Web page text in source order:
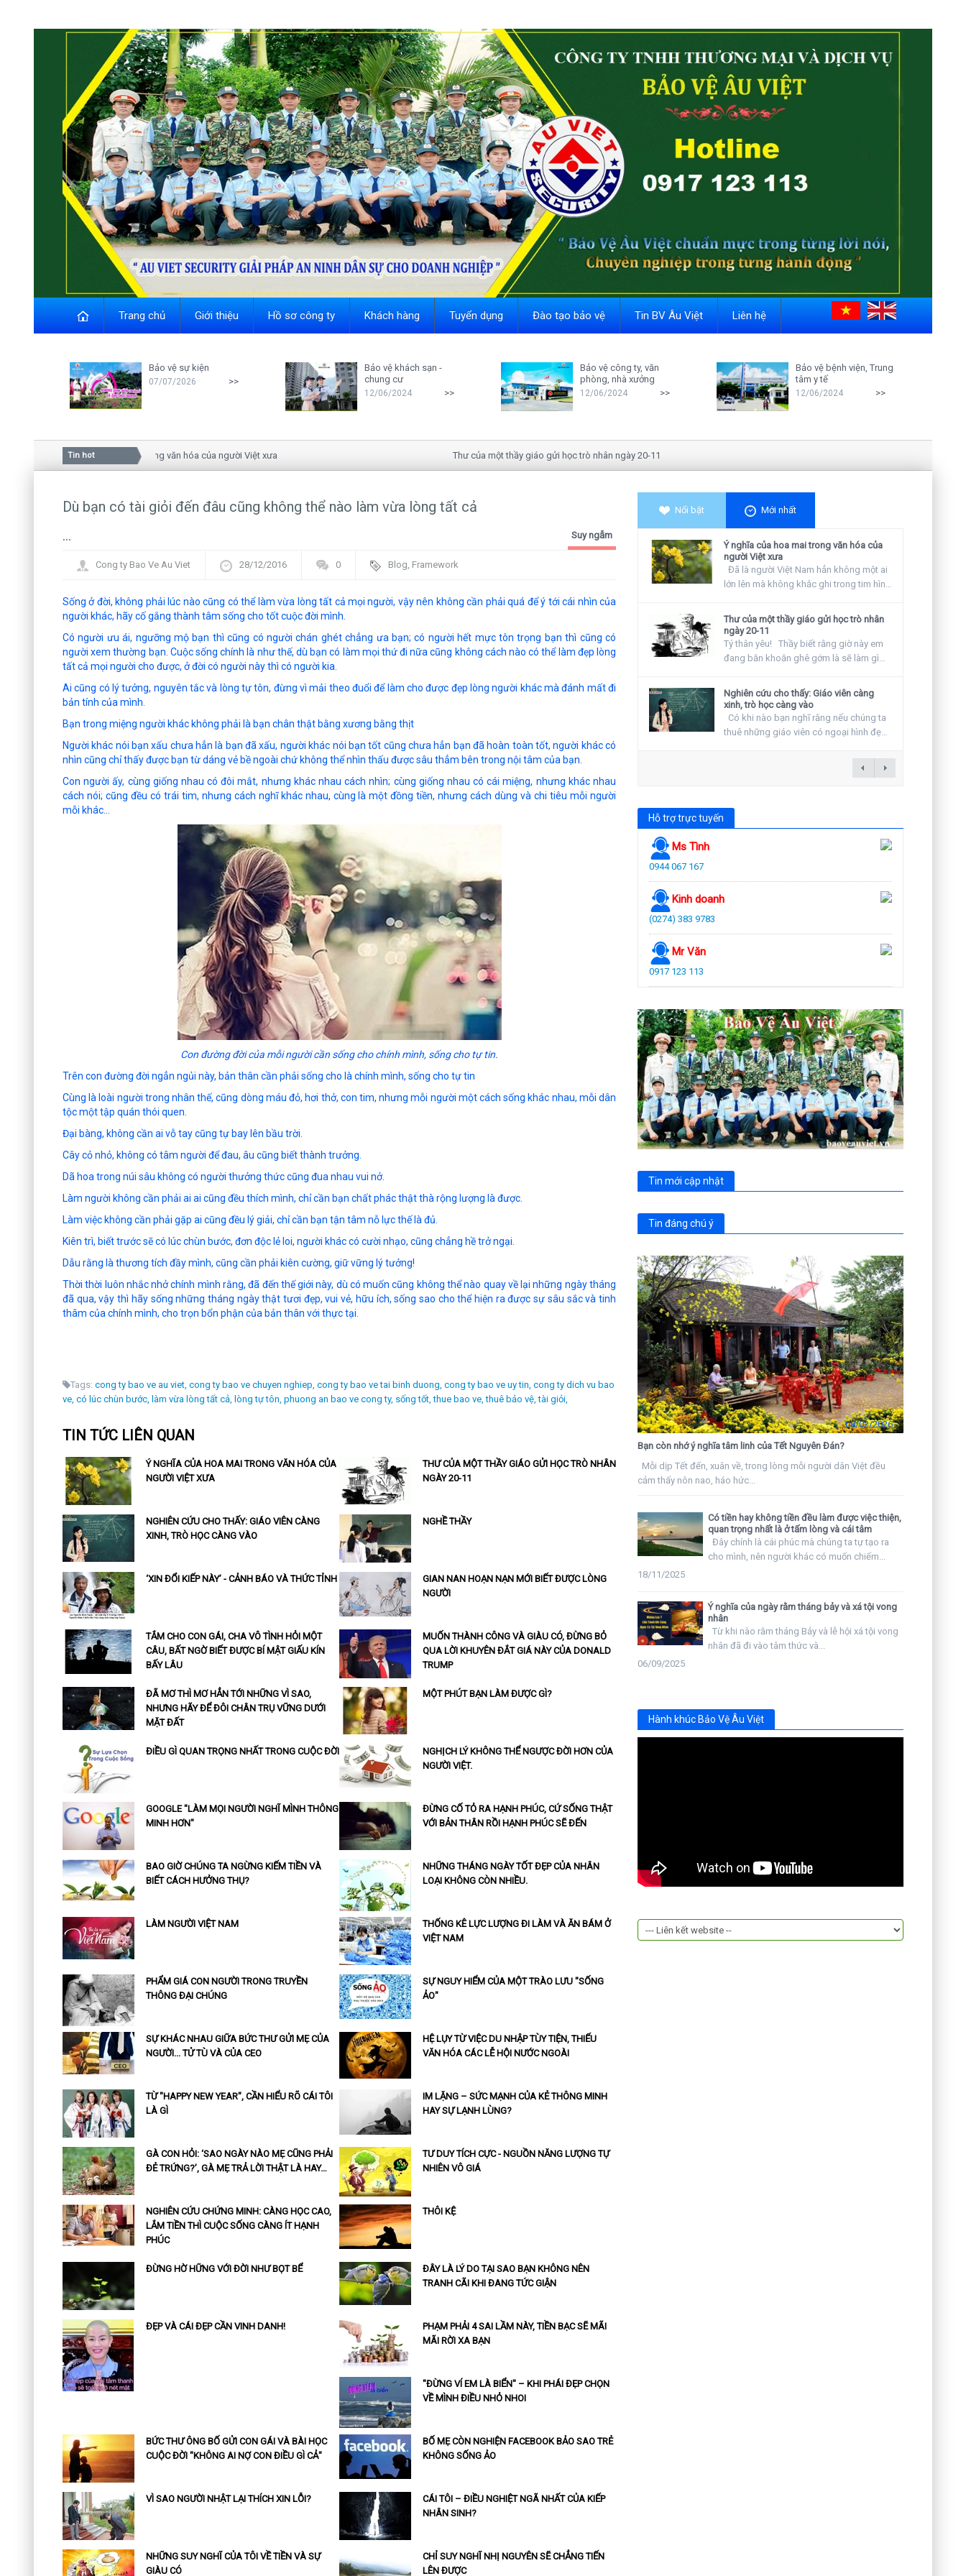
Trang chủ Giới thiệu Hồ sơ công ty Khách hàng Tuyển dụng Đào tạo bảo vệ Tin BV Âu Việt Liên hệ
Bảo vệ sự kiện
07/07/2026 >>
Bảo vệ khách sạn -
chung cư
12/06/2024 >>
Bảo vệ công ty, văn
phòng, nhà xưởng
12/06/2024 >>
Bảo vệ bệnh viện, Trung
tâm y tế
12/06/2024 >>
Tin hot
Ý nghĩa của hoa mai trong văn hóa của người Việt xưa Thư của một thầy giáo gửi học trò nhân ngày 20-11
Dù bạn có tài giỏi đến đâu cũng không thể nào làm vừa lòng tất cả
...
Suy ngẫm
Cong ty Bao Ve Au Viet 28/12/2016 0 Blog, Framework
Sống ở đời, không phải lúc nào cũng có thể làm vừa lòng tất cả mọi người, vậy nên không cần phải quá để ý tới cái nhìn của
người khác, hãy cố gắng thành tâm sống cho tốt cuộc đời mình.
Có người ưu ái, ngưỡng mộ bạn thì cũng có người chán ghét chẳng ưa bạn; có người hết mực tôn trọng bạn thì cũng có
người xem thường bạn. Cuộc sống chính là như thế, dù bạn có làm mọi thứ đi nữa cũng không cách nào có thể làm đẹp lòng
tất cả mọi người cho được, ở đời có người này thì có người kia.
Ai cũng có lý tưởng, nguyên tắc và lòng tự tôn, đừng vì mải theo đuổi để làm cho được đẹp lòng người khác mà đánh mất đi
bản tính của mình.
Bạn trong miệng người khác không phải là bạn chân thật bằng xương bằng thịt
Người khác nói bạn xấu chưa hẳn là bạn đã xấu, người khác nói bạn tốt cũng chưa hẳn bạn đã hoàn toàn tốt, người khác có
nhìn cũng chỉ thấy được bạn từ dáng vẻ bề ngoài chứ không thể nhìn thấu được sâu thẳm bên trong nội tâm của bạn.
Con người ấy, cùng giống nhau có đôi mắt, nhưng khác nhau cách nhìn; cùng giống nhau có cái miệng, nhưng khác nhau
cách nói; cũng đều có trái tim, nhưng cách nghĩ khác nhau, cùng là một đồng tiền, nhưng cách dùng và chi tiêu mỗi người
mỗi khác…
Con đường đời của mỗi người cần sốngcho chính mình, sống cho tự tin.
Trên con đường đời ngẳn ngủi này, bản thân cần phải sống cho là chính mình, sống cho tự tin
Cùng là loài người trong nhân thế, cũng dòng máu đỏ, hơi thở, con tim, nhưng mỗi người một cách sống khác nhau, mỗi dân
tộc một tập quán thói quen.
Đại bàng, không cần ai vỗ tay cũng tự bay lên bầu trời.
Cây cỏ nhỏ, không có tâm người để đau, âu cũng biết thành trưởng.
Dã hoa trong núi sâu không có người thưởng thức cũng đua nhau vui nở.
Làm người không cần phải ai ai cũng đều thích mình, chỉ cần bạn chất phác thật thà rộng lượng là được.
Làm việc không cần phải gặp ai cũng đều lý giải, chỉ cần bạn tận tâm nỗ lực thế là đủ.
Kiên trì, biết trước sẽ có lúc chùn bước, đơn độc lẻ loi, người khác có cười nhạo, cũng chẳng hề trở ngại.
Dẫu rằng là thương tích đầy mình, cũng cần phải kiên cường, giữ vững lý tưởng!
Thời thời luôn nhắc nhở chính mình rằng, đã đến thế giới này, dù có muốn cũng không thể nào quay về lại những ngày tháng
đã qua, vậy thì hãy sống những tháng ngày thật tươi đẹp, vui vẻ, hữu ích, sống sao cho thể hiện ra được sự sâu sắc và tinh
thâm của chính mình, cho trọn bổn phận của bản thân với thực tại.
Tags: cong ty bao ve au viet, cong ty bao ve chuyen nghiep, cong ty bao ve tai binh duong, cong ty bao ve uy tin, cong ty dich vu bao
ve, có lúc chùn bước, làm vừa lòng tất cả, lòng tự tôn, phuong an bao ve cong ty, sống tốt, thue bao ve, thuê bảo vệ, tài giỏi,
TIN TỨC LIÊN QUAN
Ý NGHĨA CỦA HOA MAI TRONG VĂN HÓA CỦA
NGƯỜI VIỆT XƯA
THƯ CỦA MỘT THẦY GIÁO GỬI HỌC TRÒ NHÂN
NGÀY 20-11
NGHIÊN CỨU CHO THẤY: GIÁO VIÊN CÀNG
XINH, TRÒ HỌC CÀNG VÀO
NGHỀ THẦY
‘XIN ĐỔI KIẾP NÀY’ - CẢNH BÁO VÀ THỨC TỈNH
GIAN NAN HOẠN NẠN MỚI BIẾT ĐƯỢC LÒNG
NGƯỜI
TẮM CHO CON GÁI, CHA VÔ TÌNH HỎI MỘT
CÂU, BẤT NGỜ BIẾT ĐƯỢC BÍ MẬT GIẤU KÍN
BẤY LÂU
MUỐN THÀNH CÔNG VÀ GIÀU CÓ, ĐỪNG BỎ
QUA LỜI KHUYÊN ĐẮT GIÁ NÀY CỦA DONALD
TRUMP
ĐÃ MƠ THÌ MƠ HẲN TỚI NHỮNG VÌ SAO,
NHƯNG HÃY ĐỂ ĐÔI CHÂN TRỤ VỮNG DƯỚI
MẶT ĐẤT
MỘT PHÚT BẠN LÀM ĐƯỢC GÌ?
ĐIỀU GÌ QUAN TRỌNG NHẤT TRONG CUỘC ĐỜI
NGHỊCH LÝ KHÔNG THỂ NGƯỢC ĐỜI HƠN CỦA
NGƯỜI VIỆT.
GOOGLE "LÀM MỌI NGƯỜI NGHĨ MÌNH THÔNG
MINH HƠN"
ĐỪNG CỐ TỎ RA HẠNH PHÚC, CỨ SỐNG THẬT
VỚI BẢN THÂN RỒI HẠNH PHÚC SẼ ĐẾN
BAO GIỜ CHÚNG TA NGỪNG KIẾM TIỀN VÀ
BIẾT CÁCH HƯỞNG THỤ?
NHỮNG THÁNG NGÀY TỐT ĐẸP CỦA NHÂN
LOẠI KHÔNG CÒN NHIỀU.
LÀM NGƯỜI VIỆT NAM
THỐNG KÊ LỰC LƯỢNG ĐI LÀM VÀ ĂN BÁM Ở
VIỆT NAM
PHẨM GIÁ CON NGƯỜI TRONG TRUYỀN
THÔNG ĐẠI CHÚNG
SỰ NGUY HIỂM CỦA MỘT TRÀO LƯU "SỐNG
ẢO"
SỰ KHÁC NHAU GIỮA BỨC THƯ GỬI MẸ CỦA
NGƯỜI... TỬ TÙ VÀ CỦA CEO
HỆ LỤY TỪ VIỆC DU NHẬP TÙY TIỆN, THIẾU
VĂN HÓA CÁC LỄ HỘI NƯỚC NGOÀI
TỪ "HAPPY NEW YEAR", CẦN HIỂU RÕ CÁI TÔI
LÀ GÌ
IM LẶNG – SỨC MẠNH CỦA KẺ THÔNG MINH
HAY SỰ LẠNH LÙNG?
GÀ CON HỎI: ‘SAO NGÀY NÀO MẸ CŨNG PHẢI
ĐẺ TRỨNG?’, GÀ MẸ TRẢ LỜI THẬT LÀ HAY…
TƯ DUY TÍCH CỰC - NGUỒN NĂNG LƯỢNG TỰ
NHIÊN VÔ GIÁ
NGHIÊN CỨU CHỨNG MINH: CÀNG HỌC CAO,
LẮM TIỀN THÌ CUỘC SỐNG CÀNG ÍT HẠNH
PHÚC
THÔI KỆ
ĐỪNG HỜ HỮNG VỚI ĐỜI NHƯ BỌT BỂ
ĐÂY LÀ LÝ DO TẠI SAO BẠN KHÔNG NÊN
TRANH CÃI KHI ĐANG TỨC GIẬN
ĐẸP VÀ CÁI ĐẸP CẦN VINH DANH!
PHẠM PHẢI 4 SAI LẦM NÀY, TIỀN BẠC SẼ MÃI
MÃI RỜI XA BẠN
"ĐỪNG VÍ EM LÀ BIỂN" – KHI PHÁI ĐẸP CHỌN
VỀ MÌNH ĐIỀU NHỎ NHOI
BỨC THƯ ÔNG BỐ GỬI CON GÁI VÀ BÀI HỌC
CUỘC ĐỜI "KHÔNG AI NỢ CON ĐIỀU GÌ CẢ"
BỐ MẸ CÒN NGHIỆN FACEBOOK BẢO SAO TRẺ
KHÔNG SỐNG ẢO
VÌ SAO NGƯỜI NHẬT LẠI THÍCH XIN LỖI?
CÁI TÔI – ĐIỀU NGHIỆT NGÃ NHẤT CỦA KIẾP
NHÂN SINH?
NHỮNG SUY NGHĨ CỦA TÔI VỀ TIỀN VÀ SỰ
GIÀU CÓ
CHỈ SUY NGHĨ NHỊ NGUYÊN SẼ CHẲNG TIẾN
LÊN ĐƯỢC
Nổi bật Mới nhất
Ý nghĩa của hoa mai trong văn hóa của
người Việt xưa
Đã là người Việt Nam hẳn không một ai
lớn lên mà không khắc ghi trong tim hình
Thư của một thầy giáo gửi học trò nhân
ngày 20-11
Tý thân yêu! Thầy biết rằng giờ này em
đang băn khoăn ghê gớm là sẽ làm gì
Nghiên cứu cho thấy: Giáo viên càng
xinh, trò học càng vào
Có khi nào bạn nghĩ rằng nếu chúng ta
thuê những giáo viên có ngoại hình đẹp
Hỗ trợ trực tuyến
Ms Tình
0944 067 167
Kinh doanh
(0274) 383 9783
Mr Văn
0917 123 113
Tin mới cập nhật
Tin đáng chú ý
Bạn còn nhớ ý nghĩa tâm linh của Tết Nguyên Đán?
08/02/2026
Mỗi dịp Tết đến, xuân về, trong lòng mỗi người dân Việt đều
cảm thấy nôn nao, háo hức...
Có tiền hay không tiền đều làm được việc thiện,
quan trọng nhất là ở tấm lòng và cái tâm
Đây chính là cái phúc mà chúng ta tự tạo ra
cho mình, nên người khác có muốn chiếm...
18/11/2025
Ý nghĩa của ngày rằm tháng bảy và xá tội vong
nhân
Từ khi nào rằm tháng Bảy và lễ hội xá tội vong
nhân đã đi vào tâm thức và...
06/09/2025
Hành khúc Bảo Vệ Âu Việt